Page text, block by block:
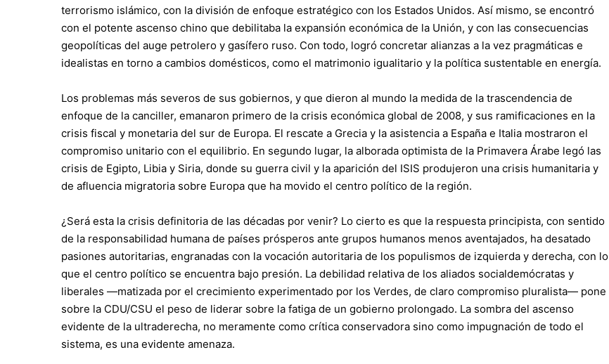
terrorismo islámico, con la división de enfoque estratégico con los Estados Unidos. Así mismo, se encontró
con el potente ascenso chino que debilitaba la expansión económica de la Unión, y con las consecuencias
geopolíticas del auge petrolero y gasífero ruso. Con todo, logró concretar alianzas a la vez pragmáticas e
idealistas en torno a cambios domésticos, como el matrimonio igualitario y la política sustentable en energía.
Los problemas más severos de sus gobiernos, y que dieron al mundo la medida de la trascendencia de
enfoque de la canciller, emanaron primero de la crisis económica global de 2008, y sus ramificaciones en la
crisis fiscal y monetaria del sur de Europa. El rescate a Grecia y la asistencia a España e Italia mostraron el
compromiso unitario con el equilibrio. En segundo lugar, la alborada optimista de la Primavera Árabe legó las
crisis de Egipto, Libia y Siria, donde su guerra civil y la aparición del ISIS produjeron una crisis humanitaria y
de afluencia migratoria sobre Europa que ha movido el centro político de la región.
¿Será esta la crisis definitoria de las décadas por venir? Lo cierto es que la respuesta principista, con sentido
de la responsabilidad humana de países prósperos ante grupos humanos menos aventajados, ha desatado
pasiones autoritarias, engranadas con la vocación autoritaria de los populismos de izquierda y derecha, con lo
que el centro político se encuentra bajo presión. La debilidad relativa de los aliados socialdemócratas y
liberales —matizada por el crecimiento experimentado por los Verdes, de claro compromiso pluralista— pone
sobre la CDU/CSU el peso de liderar sobre la fatiga de un gobierno prolongado. La sombra del ascenso
evidente de la ultraderecha, no meramente como crítica conservadora sino como impugnación de todo el
sistema, es una evidente amenaza.